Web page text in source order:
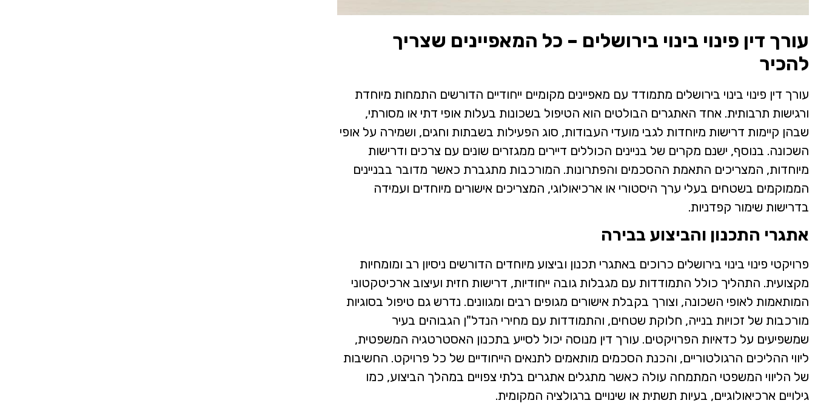
עורך דין פינוי בינוי בירושלים – כל המאפיינים שצריך
להכיר
עורך דין פינוי בינוי בירושלים מתמודד עם מאפיינים מקומיים ייחודיים הדורשים התמחות מיוחדת
ורגישות תרבותית. אחד האתגרים הבולטים הוא הטיפול בשכונות בעלות אופי דתי או מסורתי,
שבהן קיימות דרישות מיוחדות לגבי מועדי העבודות, סוג הפעילות בשבתות וחגים, ושמירה על אופי
השכונה. בנוסף, ישנם מקרים של בניינים הכוללים דיירים ממגזרים שונים עם צרכים ודרישות
מיוחדות, המצריכים התאמת ההסכמים והפתרונות. המורכבות מתגברת כאשר מדובר בבניינים
הממוקמים בשטחים בעלי ערך היסטורי או ארכיאולוגי, המצריכים אישורים מיוחדים ועמידה
בדרישות שימור קפדניות.
אתגרי התכנון והביצוע בבירה
פרויקטי פינוי בינוי בירושלים כרוכים באתגרי תכנון וביצוע מיוחדים הדורשים ניסיון רב ומומחיות
מקצועית. התהליך כולל התמודדות עם מגבלות גובה ייחודיות, דרישות חזית ועיצוב ארכיטקטוני
המותאמות לאופי השכונה, וצורך בקבלת אישורים מגופים רבים ומגוונים. נדרש גם טיפול בסוגיות
מורכבות של זכויות בנייה, חלוקת שטחים, והתמודדות עם מחירי הנדל"ן הגבוהים בעיר
שמשפיעים על כדאיות הפרויקטים. עורך דין מנוסה יכול לסייע בתכנון האסטרטגיה המשפטית,
ליווי ההליכים הרגולטוריים, והכנת הסכמים מותאמים לתנאים הייחודיים של כל פרויקט. החשיבות
של הליווי המשפטי המתמחה עולה כאשר מתגלים אתגרים בלתי צפויים במהלך הביצוע, כמו
גילויים ארכיאולוגיים, בעיות תשתית או שינויים ברגולציה המקומית.